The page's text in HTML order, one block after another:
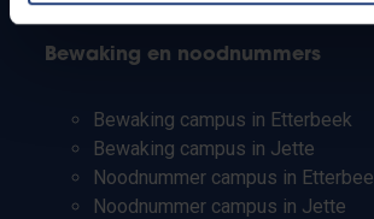
Bewaking en noodnummers
Bewaking campus in Etterbeek
Bewaking campus in Jette
Noodnummer campus in
Noodnummer campus in Jette